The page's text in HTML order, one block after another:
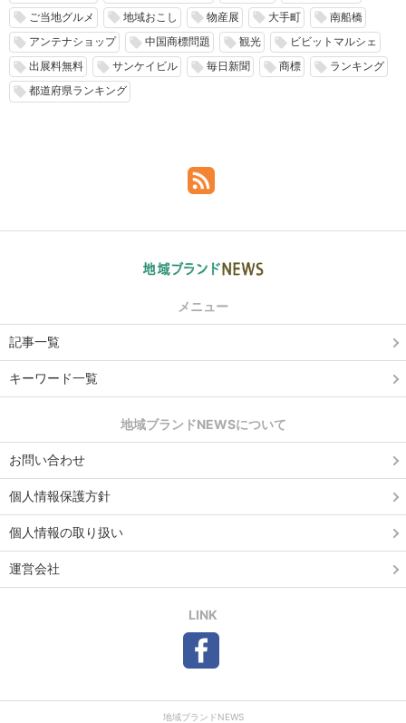
local_offer ご当地グルメ local_offer 地域おこし local_offer 物産展 local_offer 大手町 local_offer 南船橋
local_offer アンテナショップ local_offer 中国商標問題 local_offer 観光 local_offer ビビットマルシェ
local_offer 出展料無料 local_offer サンケイビル local_offer 毎日新聞 local_offer 商標 local_offer ランキング
local_offer 都道府県ランキング
メニュー
記事一覧
キーワード一覧
地域ブランドNEWSについて
お問い合わせ
個人情報保護方針
個人情報の取り扱い
運営会社
LINK
地域ブランドNEWS